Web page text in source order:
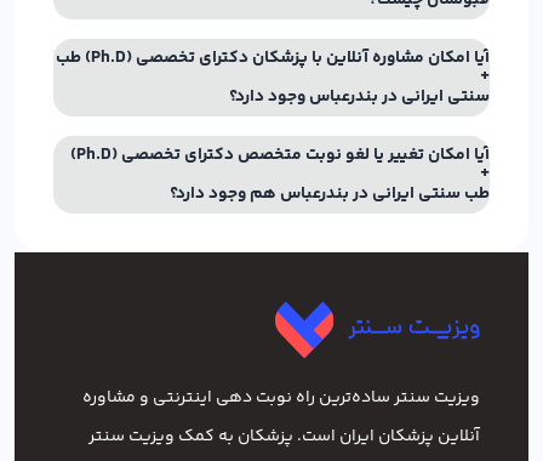
آیا امکان مشاوره آنلاین با پزشکان دکترای تخصصی (Ph.D) طب
سنتی ایرانی در بندرعباس وجود دارد؟
آیا امکان تغییر یا لغو نوبت متخصص دکترای تخصصی (Ph.D)
طب سنتی ایرانی در بندرعباس هم وجود دارد؟
ویزیت سنتر ساده‌ترین راه نوبت‌ دهی اینترنتی و مشاوره
آنلاین پزشکان ایران است. پزشکان به کمک ویزیت سنتر